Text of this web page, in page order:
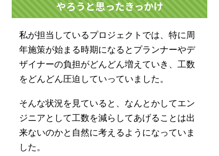
やろうと思ったきっかけ
私が担当しているプロジェクトでは、特に周
年施策が始まる時期になるとプランナーやデ
ザイナーの負担がどんどん増えていき、工数
をどんどん圧迫していっていました。
そんな状況を見ていると、なんとかしてエン
ジニアとして工数を減らしてあげることは出
来ないのかと自然に考えるようになっていま
した。